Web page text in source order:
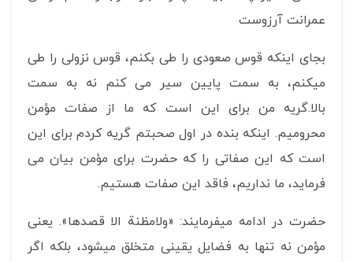
عمرانت آرزوست
بجای اینکه قوس صعودی را طی بکنم، قوس نزولی را طی
می­کنم، به سمت پایین سیر می کنم نه به سمت
بالا.گریه من برای این است که ما از صفات مؤمن
محرومیم. اینکه بنده در اول صحبتم گریه کردم برای این
است که این صفاتی را که حضرت برای مؤمن بیان می
فرماید، ما نداریم، فاقد این صفات هستیم.
حضرت در ادامه می­فرمایند: «ولامظنة الا قصدها». یعنی
مؤمن نه تنها به فضایل یقینی متخلق می­شود، بلکه اگر